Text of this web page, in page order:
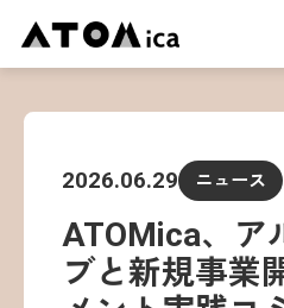
会社
サー
運営施
ニュ
2026.06.29 ニュース
ATOMica、ア
ブと新規事業